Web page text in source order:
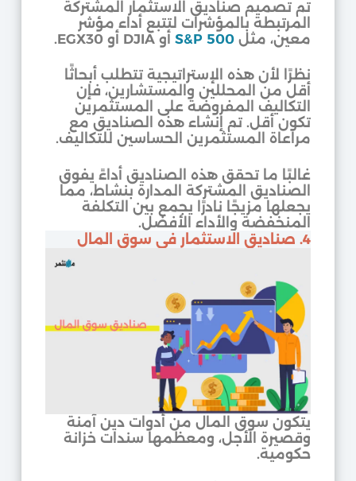
تم تصميم صناديق الاستثمار المشتركة
المرتبطة بالمؤشرات لتتبع أداء مؤشر
معين، مثل S&P 500أو DJIA أو EGX30.
نظرًا لأن هذه الإستراتيجية تتطلب أبحاثًا
أقل من المحللين والمستشارين، فإن
التكاليف المفروضة على المستثمرين
تكون أقل. تم إنشاء هذه الصناديق مع
مراعاة المستثمرين الحساسين للتكاليف.
غالبًا ما تحقق هذه الصناديق أداءً يفوق
الصناديق المشتركة المدارة بنشاط، مما
يجعلها مزيجًا نادرًا يجمع بين التكلفة
المنخفضة والأداء الأفضل.
4. صناديق الاستثمار في سوق المال
يتكون سوق المال من أدوات دين آمنة
وقصيرة الأجل، ومعظمها سندات خزانة
حكومية.